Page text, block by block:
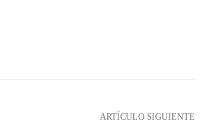
ARTÍCULO SIGUIENTE